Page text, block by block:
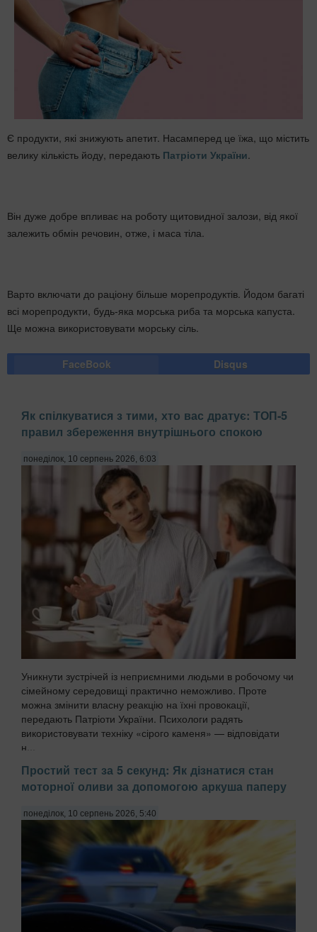
Є продукти, які знижують апетит. Насамперед це їжа, що містить
велику кількість йоду, передають Патріоти України
Він дуже добре впливає на роботу щитовидної залози, від якої
залежить обмін речовин, отже, і маса тіла.
Варто включати до раціону більше морепродуктів. Йодом багаті
всі морепродукти, будь-яка морська риба та морська капуста.
Ще можна використовувати морську сіль.
FaceBook Disqus
Як спілкуватися з тими, хто вас дратує: ТОП-5
правил збереження внутрішнього спокою
понеділок, 10 серпень 2026, 6:03
Уникнути зустрічей із неприємними людьми в робочому чи
сімейному середовищі практично неможливо. Проте
можна змінити власну реакцію на їхні провокації,
передають Патріоти України. Психологи радять
використовувати техніку «сірого каменя» — відповідати
н...
Простий тест за 5 секунд: Як дізнатися стан
моторної оливи за допомогою аркуша паперу
понеділок, 10 серпень 2026, 5:40